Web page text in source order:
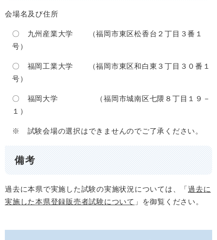
会場名及び住所
〇 九州産業大学 （福岡市東区松香台２丁目３番１
号）
〇 福岡工業大学 （福岡市東区和白東３丁目３０番１
号）
〇 福岡大学 （福岡市城南区七隈８丁目１９－
１）
※ 試験会場の選択はできませんのでご了承ください。
備考
過去に本県で実施した試験の実施状況については、「過去に
実施した本県登録販売者試験について 」を御覧ください。